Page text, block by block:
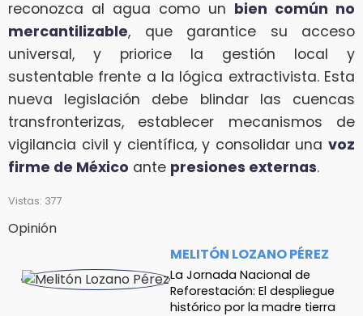
reconozca al agua como un bien común no
mercantilizable, que garantice su acceso
universal, y priorice la gestión local y
sustentable frente a la lógica extractivista. Esta
nueva legislación debe blindar las cuencas
transfronterizas, establecer mecanismos de
vigilancia civil y científica, y consolidar una voz
firme de México ante presiones externas.
Vistas: 377
Opinión
MELITÓN LOZANO PÉREZ
La Jornada Nacional de
Reforestación: El despliegue
histórico por la madre tierra